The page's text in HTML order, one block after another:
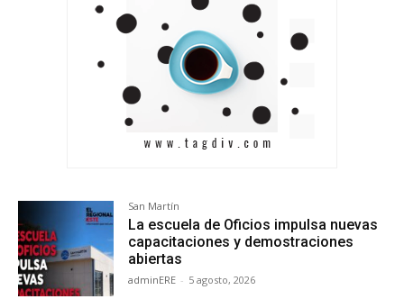
San Martín
La escuela de Oficios impulsa nuevas
capacitaciones y demostraciones
abiertas
adminERE - 5 agosto, 2026